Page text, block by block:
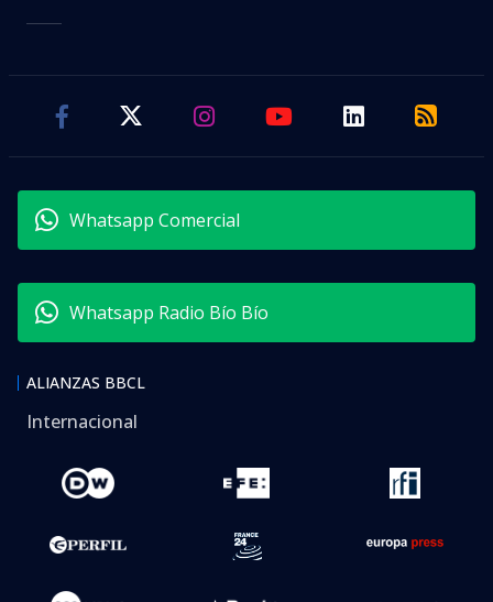
Whatsapp Comercial
Whatsapp Radio Bío Bío
ALIANZAS BBCL
Internacional